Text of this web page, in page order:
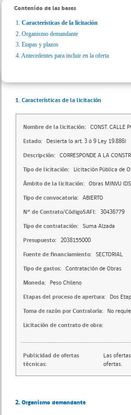
Contenido de las bases
1. Características de la licitación
2. Organismo demandante
3. Etapas y plazos
4. Antecedentes para incluir en la oferta
1. Características de la licitación
Nombre de la licitación: CONST. CALLE
Estado: Desierta (o art. 3 ó 9 Ley 19.886)
Descripción: CORRESPONDE A LA
Tipo de licitación: Licitación Pública de
Ámbito de la licitación: Obras MINVU
Tipo de convocatoria: ABIERTO
N° de Contrato/CódigoSAFI: 30436779
Tipo de contratación: Suma Alzada
Presupuesto: 2038155000
Fuente de financiamiento: SECTORIAL
Tipo de gastos: Contratación de Obras
Moneda: Peso Chileno
Etapas del proceso de apertura: Dos
Toma de razón por Contraloría: No
Licitación de contrato de obra:
Publicidad de ofertas
técnicas:
Las
ofertas.
2. Organismo demandante